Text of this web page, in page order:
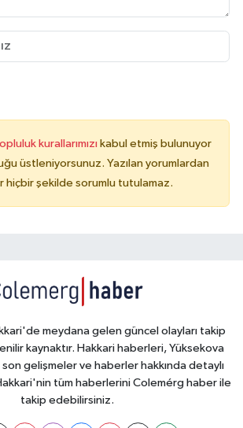
kurallarımızı kabul etmiş bulunuyor
üstleniyorsunuz. Yazılan yorumlardan
hiçbir şekilde sorumlu tutulamaz.
meydana gelen güncel olayları takip
kaynaktır. Hakkari haberleri, Yüksekova
gelişmeler ve haberler hakkında detaylı
tüm haberlerini Colemérg haber ile
takip edebilirsiniz.